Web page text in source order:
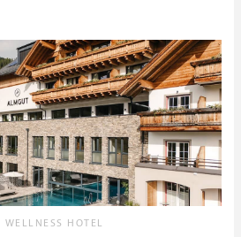
HOTEL